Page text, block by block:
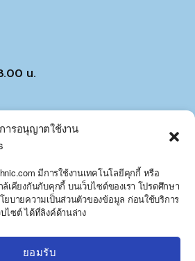
ารอนุญาตใช้งาน
มีการใช้งานเทคโนโลยีคุกกี้ หรือ
คียงกันกับคุกกี้ บนเว็บไซต์ของเรา โปรดศึกษา
บายความเป็นส่วนตัวของข้อมูล ก่อนใช้บริการ
บไซต์ ได้ที่ลิงค์ด้านล่าง
ยอมรับ
น.
marketing cookies and
H
Y